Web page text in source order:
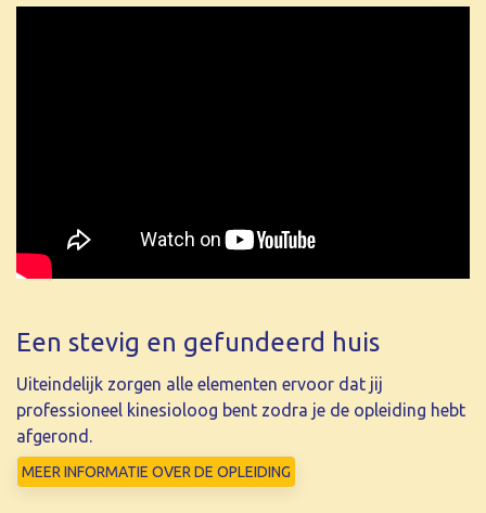
Een stevig en gefundeerd huis
Uiteindelijk zorgen alle elementen ervoor dat jij
professioneel kinesioloog bent zodra je de opleiding hebt
afgerond.
MEER INFORMATIE OVER DE OPLEIDING